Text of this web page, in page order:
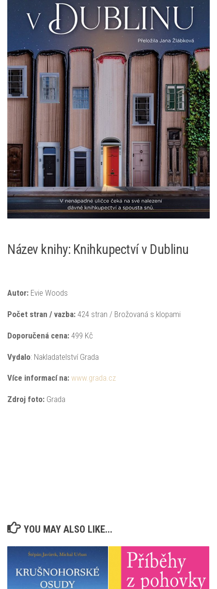
Název knihy: Knihkupectví v Dublinu
Autor: Evie Woods
Počet stran / vazba: 424 stran / Brožovaná s klopami
Doporučená cena: 499 Kč
Vydalo: Nakladatelství Grada
Více informací na: www.grada.cz
Zdroj foto: Grada
YOU MAY ALSO LIKE...